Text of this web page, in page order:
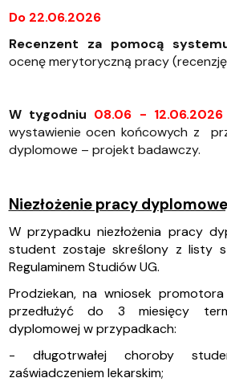
Do 22.06.2026
Recenzent za pomocą
ocenę merytoryczną pracy
W tygodniu 08.06 - 12.06.2026
wystawienie ocen końcowych z
dyplomowe – projekt badawczy.
Niezłożenie pracy
W przypadku niezłożenia pracy
student zostaje skreślony z listy
Regulaminem Studiów UG.
Prodziekan, na wniosek
przedłużyć do 3 miesięcy
dyplomowej w przypadkach:
- długotrwałej choroby
zaświadczeniem lekarskim;